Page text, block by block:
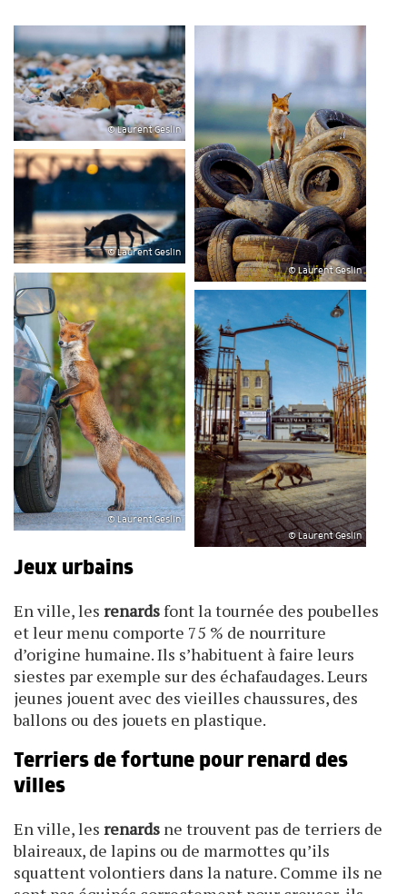
© Laurent Geslin
© Laurent Geslin
© Laurent Geslin
© Laurent Geslin
© Laurent Geslin
Jeux urbains
En ville, les renardsfont la tournée des poubelles
et leur menu comporte 75 % de nourriture
d’origine humaine. Ils s’habituent à faire leurs
siestes par exemple sur des échafaudages. Leurs
jeunes jouent avec des vieilles chaussures, des
ballons ou des jouets en plastique.
Terriers de fortune pour renard des
villes
En ville, les renards ne trouvent pas de terriers de
blaireaux, de lapins ou de marmottes qu’ils
squattent volontiers dans la nature. Comme ils ne